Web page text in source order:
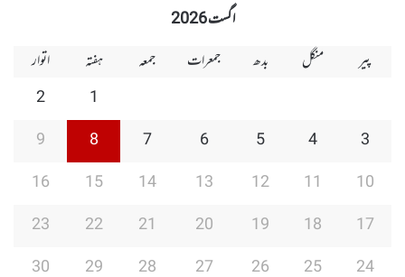
اگست 2026
پیر
منگل بدھ جمعرات جمعہ ہفتہ
اتوار
1
2
3
4
5
6
7
8
9
10
11
12
13
14
15
16
17
18
19
20
21
22
23
24
25
26
27
28
29
30